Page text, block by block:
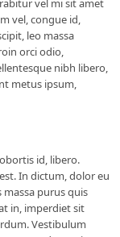
vel mi sit amet
vel, congue id,
leo massa
orci odio,
nibh libero,
metus ipsum,
id, libero.
In dictum, dolor eu
purus quis
in, imperdiet sit
Vestibulum